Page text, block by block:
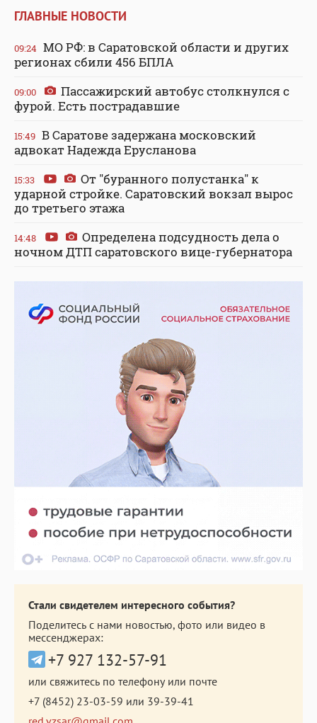
ГЛАВНЫЕ НОВОСТИ
09:24 МО РФ: в Саратовской области и других
регионах сбили 456 БПЛА
09:00
Пассажирский автобус столкнулся с
фурой. Есть пострадавшие
15:49 В Саратове задержана московский
адвокат Надежда Ерусланова
15:33
От "буранного полустанка" к
ударной стройке. Саратовский вокзал вырос
до третьего этажа
14:48
Определена подсудность дела о
ночном ДТП саратовского вице-губернатора
Стали свидетелем интересного события?
Поделитесь с нами новостью, фото или видео в
мессенджерах:
+7 927 132-57-91
или свяжитесь по телефону или почте
+7 (8452) 23-03-59 или 39-39-41